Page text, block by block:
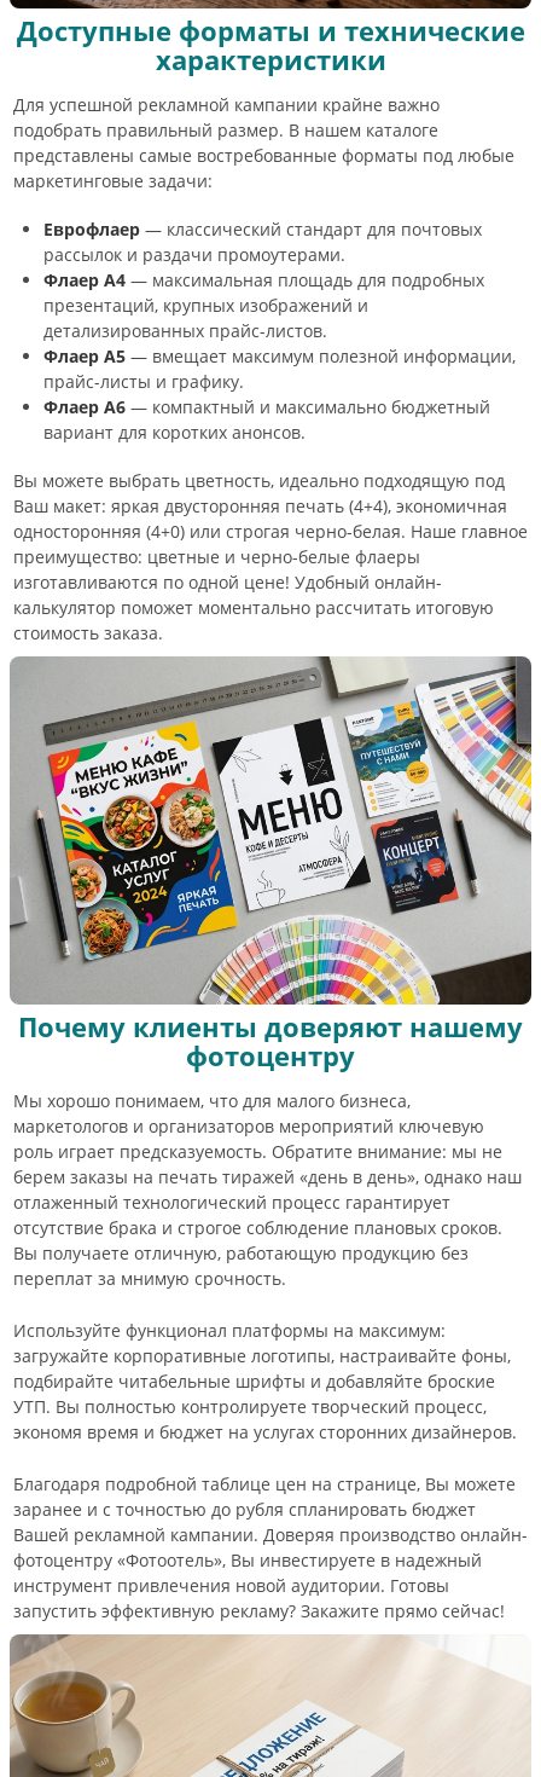
Доступные форматы и технические
характеристики
Для успешной рекламной кампании крайне важно
подобрать правильный размер. В нашем каталоге
представлены самые востребованные форматы под любые
маркетинговые задачи:
Еврофлаер — классический стандарт для почтовых
рассылок и раздачи промоутерами.
Флаер А4 — максимальная площадь для подробных
презентаций, крупных изображений и
детализированных прайс-листов.
Флаер А5 — вмещает максимум полезной информации,
прайс-листы и графику.
Флаер А6 — компактный и максимально бюджетный
вариант для коротких анонсов.
Вы можете выбрать цветность, идеально подходящую под
Ваш макет: яркая двусторонняя печать (4+4), экономичная
односторонняя (4+0) или строгая черно-белая. Наше главное
преимущество: цветные и черно-белые флаеры
изготавливаются по одной цене! Удобный онлайн-
калькулятор поможет моментально рассчитать итоговую
стоимость заказа.
Почему клиенты доверяют нашему
фотоцентру
Мы хорошо понимаем, что для малого бизнеса,
маркетологов и организаторов мероприятий ключевую
роль играет предсказуемость. Обратите внимание: мы не
берем заказы на печать тиражей «день в день», однако наш
отлаженный технологический процесс гарантирует
отсутствие брака и строгое соблюдение плановых сроков.
Вы получаете отличную, работающую продукцию без
переплат за мнимую срочность.
Используйте функционал платформы на максимум:
загружайте корпоративные логотипы, настраивайте фоны,
подбирайте читабельные шрифты и добавляйте броские
УТП. Вы полностью контролируете творческий процесс,
экономя время и бюджет на услугах сторонних дизайнеров.
Благодаря подробной таблице цен на странице, Вы можете
заранее и с точностью до рубля спланировать бюджет
Вашей рекламной кампании. Доверяя производство онлайн-
фотоцентру «Фотоотель», Вы инвестируете в надежный
инструмент привлечения новой аудитории. Готовы
запустить эффективную рекламу? Закажите прямо сейчас!